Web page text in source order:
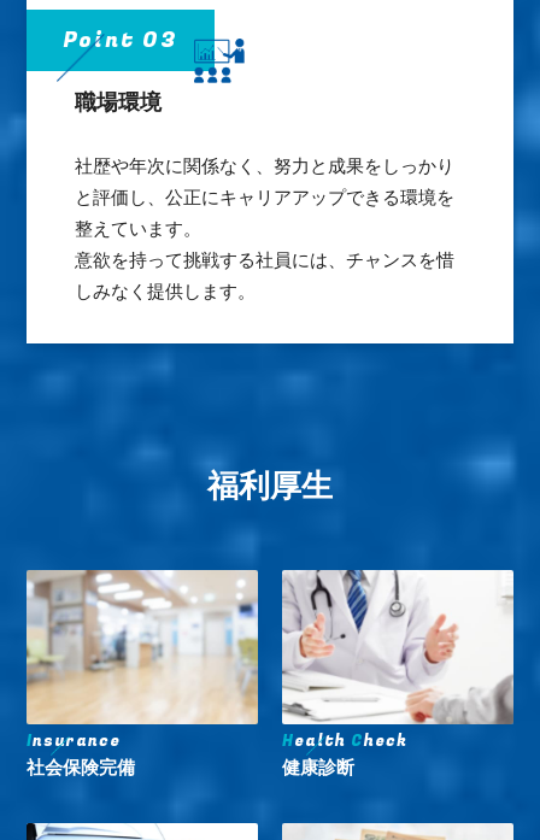
Point 03
職場環境
社歴や年次に関係なく、努力と成果をしっかり
と評価し、公正にキャリアアップできる環境を
整えています。
意欲を持って挑戦する社員には、チャンスを惜
しみなく提供します。
福利厚生
Insurance
社会保険完備
Health Check
健康診断